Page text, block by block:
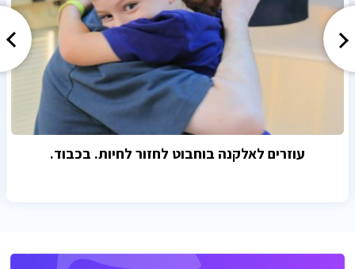
עוזרים לאלקנה בוחבוט לחזור לחיות. בכבוד.